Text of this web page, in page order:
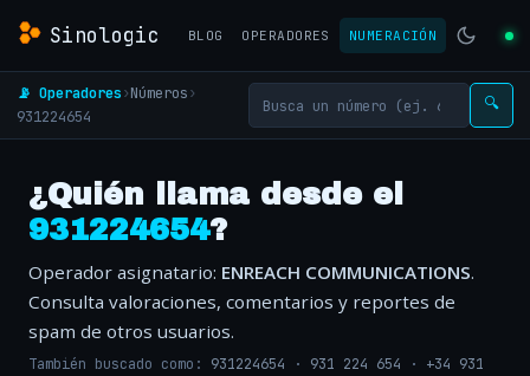
Sinologic BLOG OPERADORES NUMERACIÓN
📡 Operadores›Números›
931224654
🔍
¿Quién llama desde el
931224654?
Operador asignatario: ENREACH COMMUNICATIONS.
Consulta valoraciones, comentarios y reportes de
spam de otros usuarios.
También buscado como: 931224654 · 931 224 654 · +34 931